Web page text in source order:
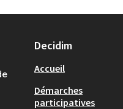
Decidim
Accueil
Démarches
participatives